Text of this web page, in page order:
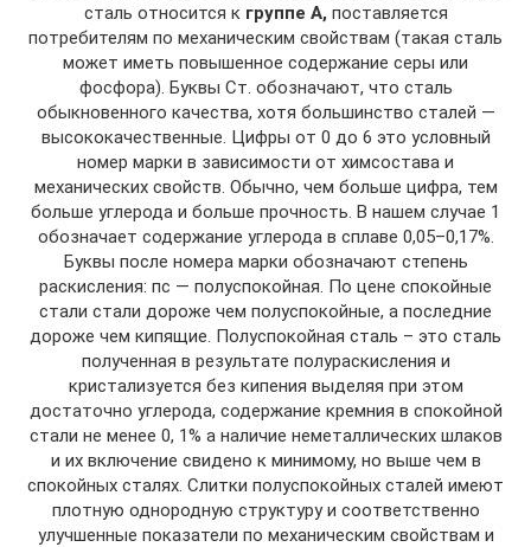
сталь относится к группе А, поставляется
потребителям по механическим свойствам (такая сталь
может иметь повышенное содержание серы или
фосфора). Буквы Ст. обозначают, что сталь
обыкновенного качества, хотя большинство сталей —
высококачественные. Цифры от 0 до 6 это условный
номер марки в зависимости от химсостава и
механических свойств. Обычно, чем больше цифра, тем
больше углерода и больше прочность. В нашем случае 1
обозначает содержание углерода в сплаве 0,05–0,17%.
Буквы после номера марки обозначают степень
раскиcления: пс — полуспокойная. По цене спокойные
стали стали дороже чем полуспокойные, а последние
дороже чем кипящие. Полуспокойная сталь – это сталь
полученная в результате полураскисления и
кристализуется без кипения выделяя при этом
достаточно углерода, содержание кремния в спокойной
стали не менее 0, 1% а наличие неметаллических шлаков
и их включение свидено к минимому, но выше чем в
спокойных сталях. Слитки полуспокойных сталей имеют
плотную однородную структуру и соответственно
улучшенные показатели по механическим свойствам и